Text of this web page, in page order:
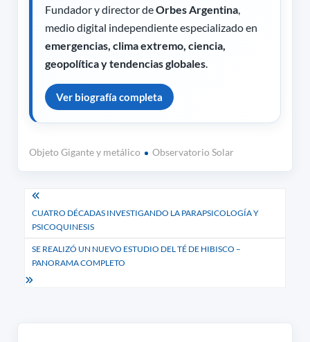
Fundador y director deOrbes Argentina,
medio digital independiente especializado en
emergencias, clima extremo, ciencia,
geopolítica y tendencias globales.
Ver biografía completa
Objeto Gigante y metálico Observatorio Solar
Navegación
de
entradas
CUATRO DÉCADAS INVESTIGANDO LA PARAPSICOLOGÍA Y
PSICOQUINESIS
SE REALIZÓ UN NUEVO ESTUDIO DEL TÉ DE HIBISCO –
PANORAMA COMPLETO